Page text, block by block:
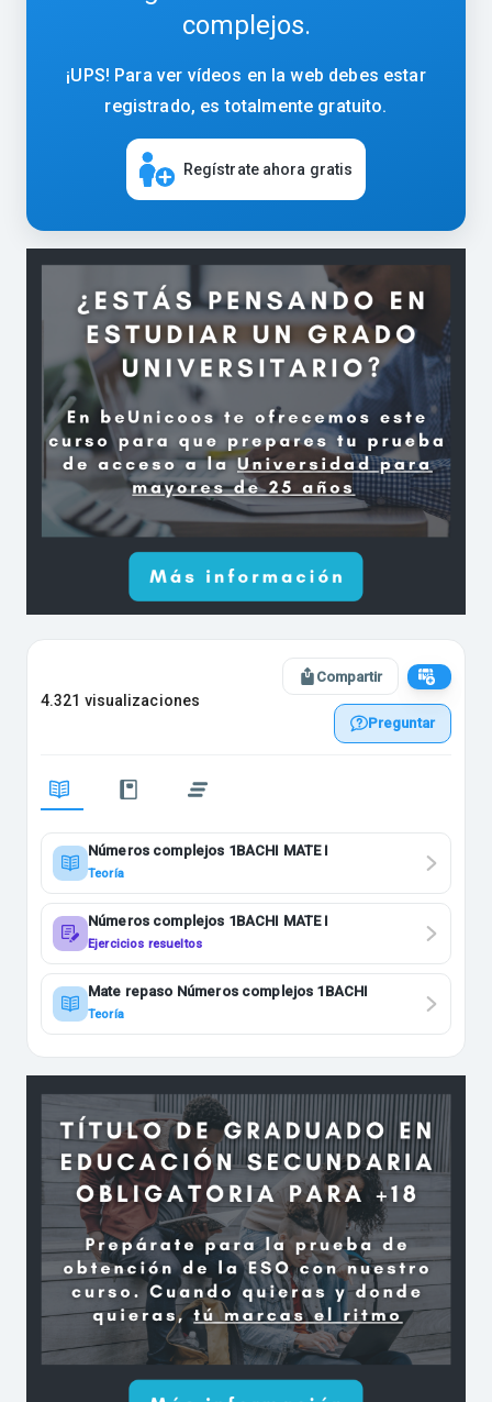
complejos.
¡UPS! Para ver vídeos en la web debes estar
registrado, es totalmente gratuito.
Regístrate ahora gratis
4.321 visualizaciones
Compartir
Preguntar
Números complejos 1BACHI MATE I
Teoría
Números complejos 1BACHI MATE I
Ejercicios resueltos
Mate repaso Números complejos 1BACHI
Teoría